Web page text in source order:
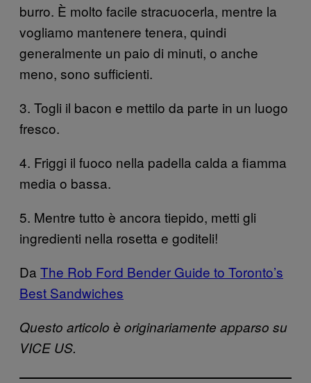
burro. È molto facile stracuocerla, mentre la
vogliamo mantenere tenera, quindi
generalmente un paio di minuti, o anche
meno, sono sufficienti.
3. Togli il bacon e mettilo da parte in un luogo
fresco.
4. Friggi il fuoco nella padella calda a fiamma
media o bassa.
5. Mentre tutto è ancora tiepido, metti gli
ingredienti nella rosetta e goditeli!
Da The Rob Ford Bender Guide to Toronto’s
Best Sandwiches
Questo articolo è originariamente apparso su
VICE US.